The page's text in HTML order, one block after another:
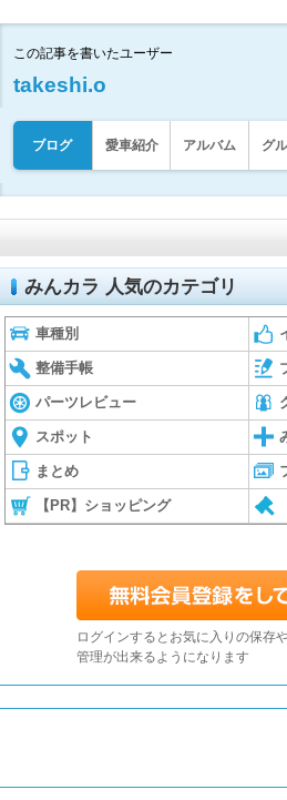
この記事を書いたユーザー
takeshi.o
ブログ 愛車紹介 アルバム グ
みんカラ 人気のカテゴリ
車種別
整備手帳
パーツレビュー
スポット
まとめ
【PR】ショッピング
ログインするとお気に入りの保存
管理が出来るようになります